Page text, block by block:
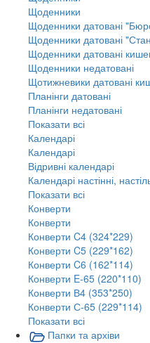
Щоденники
Щоденники датовані
Щоденники датовані
Щоденники датовані
Щоденники недатовані
Щотижневики датовані
Планінги датовані
Планінги недатовані
Показати всі
Календарі
Календарі
Відривні календарі
Календарі настінні,
Показати всі
Конверти
Конверти
Конверти C4 (324*229)
Конверти C5 (229*162)
Конверти C6 (162*114)
Конверти E-65 (220*110)
Конверти В4 (353*250)
Конверти С-65 (229*114)
Показати всі
Папки та архіви